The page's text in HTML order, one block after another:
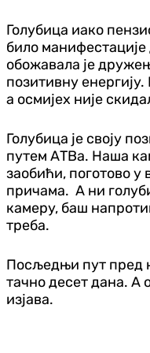
Голубица иако
било манифестације
обожавала је
позитивну енергију.
а осмијех није
Голубица је своју
путем АТВа. Наша
заобићи, поготово
причама. А ни
камеру, баш
треба.
Посљедњи пут пред
тачно десет дана. А
изјава.